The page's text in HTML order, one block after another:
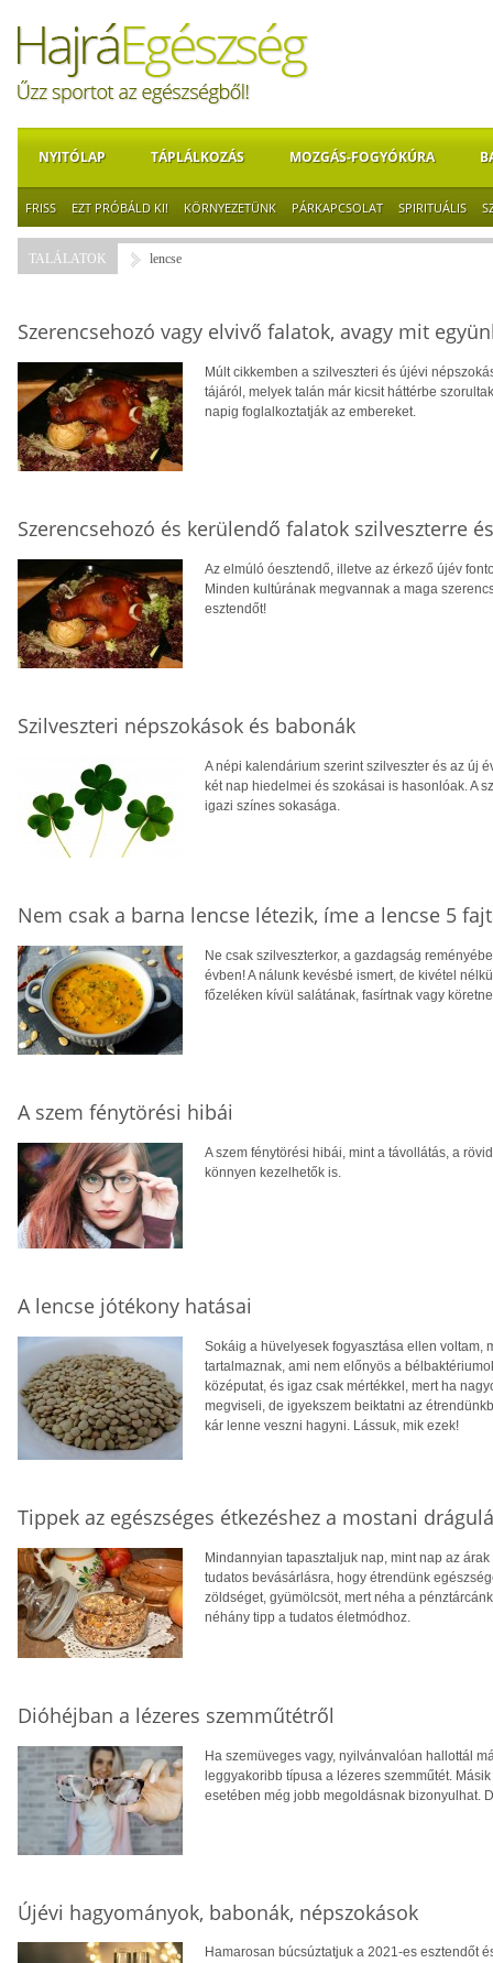
NYITÓLAP TÁPLÁLKOZÁS MOZGÁS-FOGYÓKÚRA
FRISS EZT PRÓBÁLD KI! KÖRNYEZETÜNK PÁRKAPCSOLAT SPIRITUÁLIS
TALÁLATOK lencse
Szerencsehozó vagy elvivő falatok, avagy mit
Múlt cikkemben a szilveszteri és újévi
tájáról, melyek talán már kicsit háttérbe
napig foglalkoztatják az embereket.
Szerencsehozó és kerülendő falatok szilveszterre
Az elmúló óesztendő, illetve az érkező újév
Minden kultúrának megvannak a maga
esztendőt!
Szilveszteri népszokások és babonák
A népi kalendárium szerint szilveszter és az új
két nap hiedelmei és szokásai is hasonlóak. A
igazi színes sokasága.
Nem csak a barna lencse létezik, íme a lencse 5
Ne csak szilveszterkor, a gazdagság
évben! A nálunk kevésbé ismert, de kivétel
főzeléken kívül salátának, fasírtnak vagy
A szem fénytörési hibái
A szem fénytörési hibái, mint a távollátás, a
könnyen kezelhetők is.
A lencse jótékony hatásai
Sokáig a hüvelyesek fogyasztása ellen voltam,
tartalmaznak, ami nem előnyös a
középutat, és igaz csak mértékkel, mert ha
megviseli, de igyekszem beiktatni az
kár lenne veszni hagyni. Lássuk, mik ezek!
Tippek az egészséges étkezéshez a mostani
Mindannyian tapasztaljuk nap, mint nap az
tudatos bevásárlásra, hogy étrendünk
zöldséget, gyümölcsöt, mert néha a
néhány tipp a tudatos életmódhoz.
Dióhéjban a lézeres szemműtétről
Ha szemüveges vagy, nyilvánvalóan hallottál
leggyakoribb típusa a lézeres szemműtét.
esetében még jobb megoldásnak bizonyulhat.
Újévi hagyományok, babonák, népszokások
Hamarosan búcsúztatjuk a 2021-es esztendőt